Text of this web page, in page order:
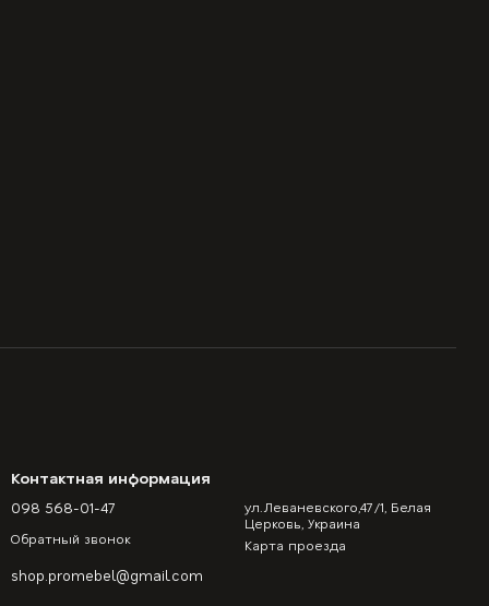
Контактная информация
098 568-01-47
Обратный звонок
shop.promebel@gmail.com
ул.Леваневского,47/1, Белая
Церковь, Украина
Карта проезда